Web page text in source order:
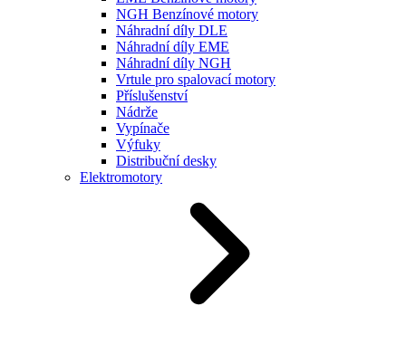
NGH Benzínové motory
Náhradní díly DLE
Náhradní díly EME
Náhradní díly NGH
Vrtule pro spalovací motory
Příslušenství
Nádrže
Vypínače
Výfuky
Distribuční desky
Elektromotory